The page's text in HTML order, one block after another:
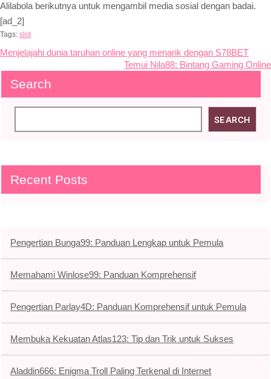
Alilabola berikutnya untuk mengambil media sosial dengan badai.
[ad_2]
Tags: slot
Post
navigation
Menjelajahi dunia taruhan online yang menarik dengan S78BET
Temui Nila88: Bintang Gaming Online
Search
SEARCH
Recent Posts
Pengertian Bunga99: Panduan Lengkap untuk Pemula
Memahami Winlose99: Panduan Komprehensif
Pengertian Parlay4D: Panduan Komprehensif untuk Pemula
Membuka Kekuatan Atlas123: Tip dan Trik untuk Sukses
Aladdin666: Enigma Troll Paling Terkenal di Internet